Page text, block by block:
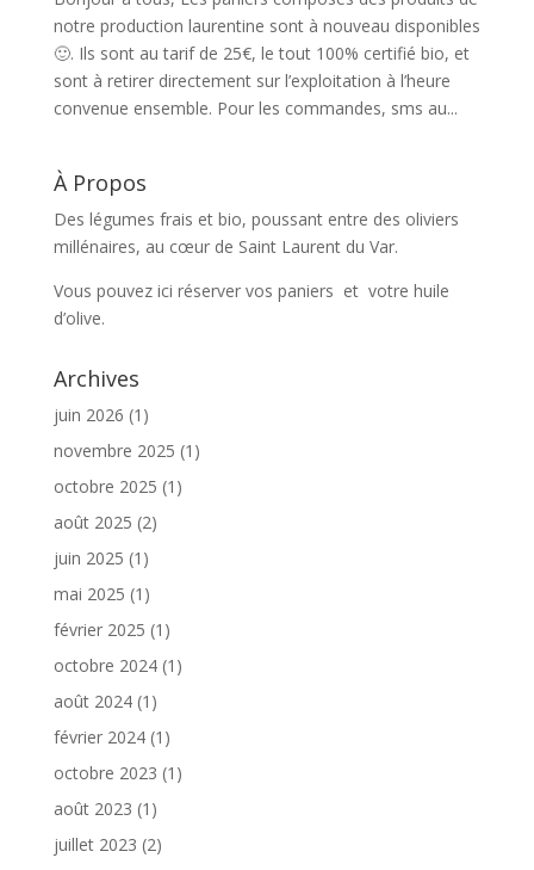
notre production laurentine sont à nouveau disponibles
🙂. Ils sont au tarif de 25€, le tout 100% certifié bio, et
sont à retirer directement sur l’exploitation à l’heure
convenue ensemble. Pour les commandes, sms au...
À Propos
Des légumes frais et bio, poussant entre des oliviers
millénaires, au cœur de Saint Laurent du Var.
Vous pouvez ici réserver vos paniers et votre huile
d’olive.
Archives
juin 2026 (1)
novembre 2025 (1)
octobre 2025 (1)
août 2025 (2)
juin 2025 (1)
mai 2025 (1)
février 2025 (1)
octobre 2024(1)
août 2024(1)
février 2024(1)
octobre 2023 (1)
août 2023 (1)
juillet 2023 (2)